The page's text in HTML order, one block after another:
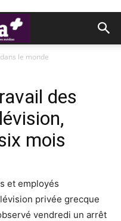
le monde
des
mois
et employés
privée grecque
vendredi un arrêt